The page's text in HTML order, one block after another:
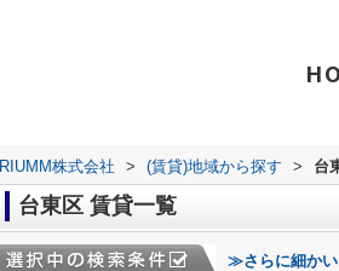
RIUMM株式会社 > (賃貸)地域から探す > 台
台東区 賃貸一覧
≫さらに細かい